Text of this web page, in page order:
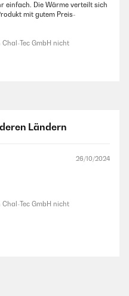
einfach. Die Wärme verteilt sich
mit gutem Preis-
Tec GmbH nicht
Ländern
26/10/2024
Tec GmbH nicht